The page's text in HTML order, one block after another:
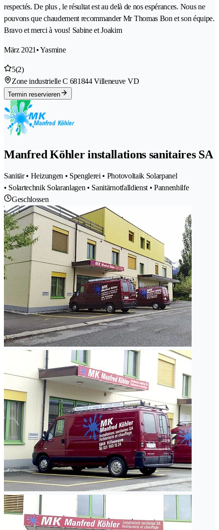
respectés. De plus , le résultat est au delà de nos espérances. Nous ne
pouvons que chaudement recommander Mr Thomas Bon et son équipe.
Bravo et merci à vous! Sabine et Joakim
März 2021 • Yasmine
5(2)
Zone industrielle C 681844 Villeneuve VD
Termin reservieren
Manfred Köhler installations sanitaires SA
Sanitär • Heizungen • Spenglerei • Photovoltaik Solarpanel
• Solartechnik Solaranlagen • Sanitärnotfalldienst • Pannenhilfe
Geschlossen